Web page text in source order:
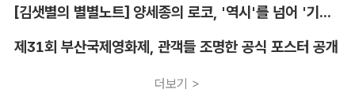
[김샛별의 별별노트] 양세종의 로코, '역시'를 넘어 '기대 이상'
제31회 부산국제영화제, 관객들 조명한 공식 포스터 공개
더보기 >